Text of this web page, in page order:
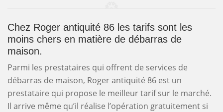
Chez Roger antiquité 86 les tarifs sont les
moins chers en matière de débarras de
maison.
Parmi les prestataires qui offrent de services de
débarras de maison, Roger antiquité 86 est un
prestataire qui propose le meilleur tarif sur le marché.
Il arrive même qu’il réalise l’opération gratuitement si